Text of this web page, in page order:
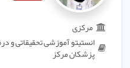
مرکزی
انستیتو آموزشی تحقیقاتی و
پزشکان مرکز